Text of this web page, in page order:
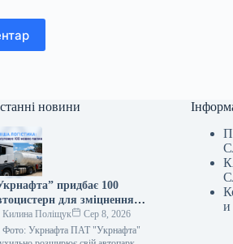
новини
придбає 100
для зміцнення
доставки палива
Килина Поліщук
Сер 8, 2026
Фото: Укрнафта ПАТ "Укрнафта"
и